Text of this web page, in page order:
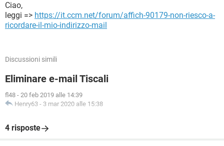
Ciao,
leggi => https://it.ccm.net/forum/affich-90179-non-riesco-a-
ricordare-il-mio-indirizzo-mail
Discussioni simili
Eliminare e-mail Tiscali
fl48 - 20 feb 2019 alle 14:39
Henry63 - 3 mar 2020 alle 15:38
4 risposte